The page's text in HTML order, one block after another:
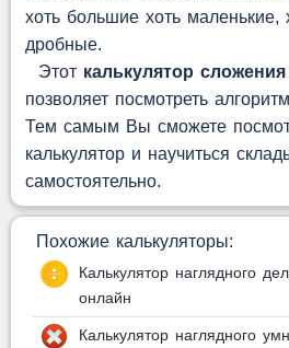
хоть большие хоть маленькие,
дробные.
Этот калькулятор
позволяет посмотреть
Тем самым Вы сможете
калькулятор и научиться
самостоятельно.
Похожие калькуляторы:
Калькулятор наглядного
онлайн
Калькулятор наглядного